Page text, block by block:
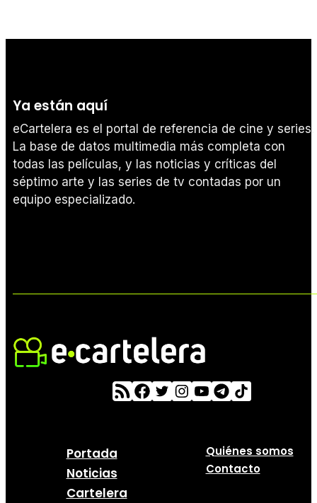
Ya están aquí
eCartelera es el portal de referencia de cine y series.
La base de datos multimedia más completa con
todas las películas, y las noticias y críticas del
séptimo arte y las series de tv contadas por un
equipo especializado.
Portada
Noticias
Cartelera
Quiénes somos
Contacto